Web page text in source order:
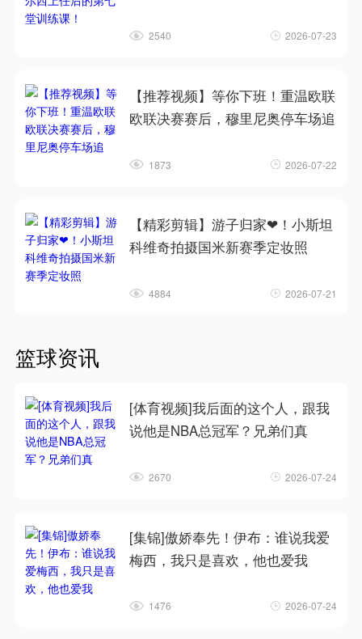
2540 2026-07-23
【推荐视频】等你下班！重温欧联
欧联决赛赛后，穆里尼奥停车场追
1873 2026-07-22
【精彩剪辑】游子归家❤！小斯坦
科维奇拍摄国米新赛季定妆照
4884 2026-07-21
篮球资讯
[体育视频]我后面的这个人，跟我
说他是NBA总冠军？兄弟们真
2670 2026-07-24
[集锦]傲娇奉先！伊布：谁说我爱
梅西，我只是喜欢，他也爱我
1476 2026-07-24